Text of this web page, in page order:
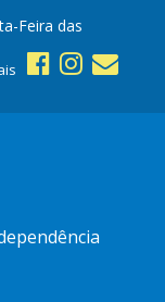
Feira das